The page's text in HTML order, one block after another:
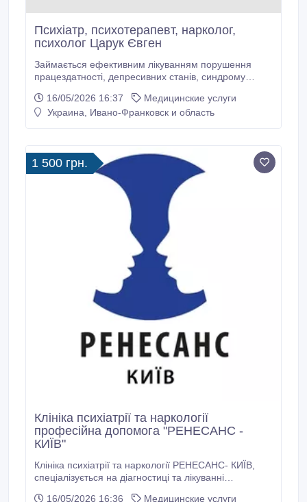
Психіатр, психотерапевт, нарколог,
психолог Царук Євген
Займається ефективним лікуванням порушення
працездатності, депресивних станів, синдрому
порушення сну, шизофренії, психічних розладів в
осіб похилого та старечого віку. Лікувально-
16/05/2026 16:37
Медицинские услуги
Украина, Ивано-Франковск и область
1 500 грн.
Клініка психіатрії та наркології
професійна допомога "РЕНЕСАНС -
КИЇВ"
Клініка психіатрії та наркології РЕНЕСАНС- КИЇВ,
спеціалізується на діагностиці та лікуванні
16/05/2026 16:36
Медицинские услуги